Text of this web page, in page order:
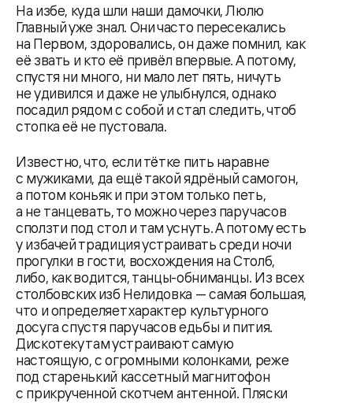
На избе, куда шли наши дамочки, Люлю
Главный уже знал. Они часто пересекались
на Первом, здоровались, он даже помнил, как
её звать и кто её привёл впервые. А потому,
спустя ни много, ни мало лет пять, ничуть
не удивился и даже не улыбнулся, однако
посадил рядом с собой и стал следить, чтоб
стопка её не пустовала.
Известно, что, если тётке пить наравне
с мужиками, да ещё такой ядрёный самогон,
а потом коньяк и при этом только петь,
а не танцевать, то можно через пару часов
сползти под стол и там уснуть. А потому есть
у избачей традиция устраивать среди ночи
прогулки в гости, восхождения на Столб,
либо, как водится, танцы-обниманцы. Из всех
столбовских изб Нелидовка — самая большая,
что и определяет характер культурного
досуга спустя пару часов едьбы и пития.
Дискотеку там устраивают самую
настоящую, с огромными колонками, реже
под старенький кассетный магнитофон
с прикрученной скотчем антенной. Пляски